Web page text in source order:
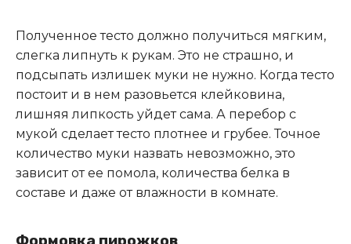
Полученное тесто должно получиться мягким,
слегка липнуть к рукам. Это не страшно, и
подсыпать излишек муки не нужно. Когда тесто
постоит и в нем разовьется клейковина,
лишняя липкость уйдет сама. А перебор с
мукой сделает тесто плотнее и грубее. Точное
количество муки назвать невозможно, это
зависит от ее помола, количества белка в
составе и даже от влажности в комнате.